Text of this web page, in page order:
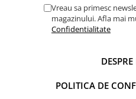
Vreau sa primesc
magazinului. Afla mai
Confidentialitate
POLITICA DE